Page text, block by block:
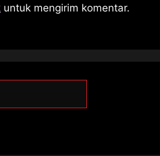
untuk mengirim komentar.